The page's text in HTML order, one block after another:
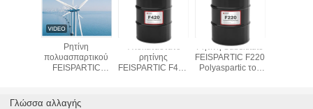
Ρητίνη
πολυασπαρτικού
FEISPARTIC
Υποκατάστατο
ρητίνης
FEISPARTIC F420
Ρητίνη Subsititute
FEISPARTIC F220
Polyaspartic του
Γλώσσα αλλαγής